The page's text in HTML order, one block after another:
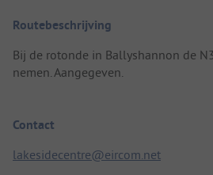
Routebeschrijving
Bij de rotonde in Ballyshannon de
nemen. Aangegeven.
Contact
lakesidecentre@eircom.net